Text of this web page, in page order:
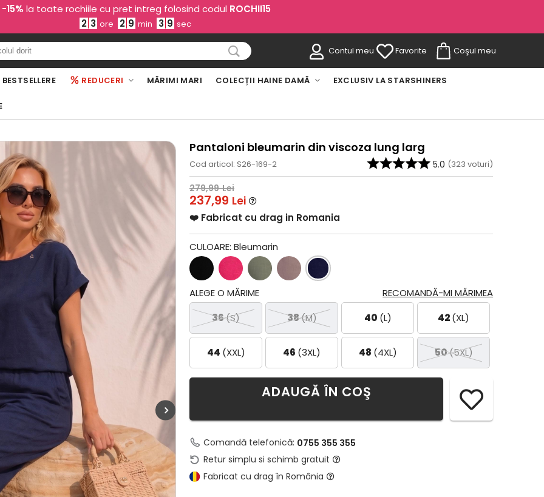
-15% la toate rochiile cu pret intreg folosind codul ROCHII15
2 3 ore 2 9 min 3 8 sec
Contul meu Favorite Coşul meu
BESTSELLERE REDUCERI MĂRIMI MARI COLECȚII HAINE DAMĂ EXCLUSIV LA STARSHINERS
Pantaloni bleumarin din viscoza lung larg
Cod articol: S26-169-2 5.0 (323 voturi)
279,99 Lei
237,99 Lei
❤️ Fabricat cu drag in Romania
CULOARE:Bleumarin
RECOMANDĂ-MI MĂRIMEA
ALEGE O MĂRIME
36(S) 38(M) 40 (L) 42(XL)
44 (XXL) 46 (3XL) 48 (4XL) 50(5XL)
ADAUGĂ ÎN COŞ
Comandă telefonică: 0755 355 355
Retur simplu si schimb gratuit
Fabricat cu drag în România